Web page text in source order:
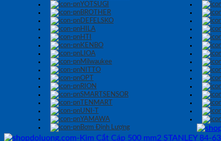
YOTSUGI
BROTHER
DEFELSKO
HILA
HTI
KENBO
LIOA
Milwaukee
NITTO
OPT
RION
SMARTSENSOR
TENMART
UNI-T
YAMAWA
Bơm Định Lượng